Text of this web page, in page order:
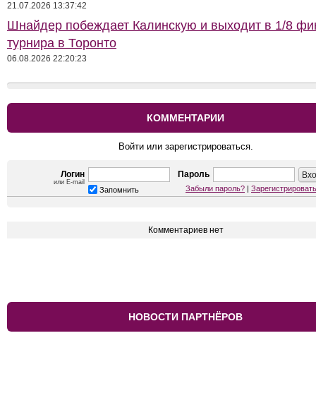
21.07.2026 13:37:42
Шнайдер побеждает Калинскую и выходит в 1/8
турнира в Торонто
06.08.2026 22:20:23
КОММЕНТАРИИ
Войти или зарегистрироваться.
Логин
или E-mail
Пароль
Запомнить Забыли пароль? |
Комментариев нет
НОВОСТИ ПАРТНЁРОВ